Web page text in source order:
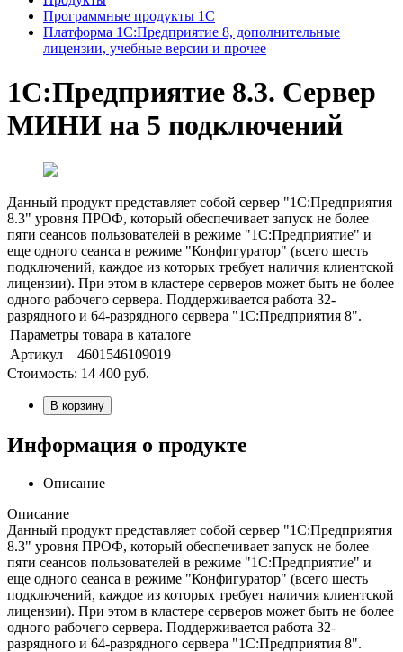
Программные продукты 1С
Платформа 1С:Предприятие 8, дополнительные
лицензии, учебные версии и прочее
1С:Предприятие 8.3. Сервер
МИНИ на 5 подключений
Данный продукт представляет собой сервер "1С:Предприятия
8.3" уровня ПРОФ, который обеспечивает запуск не более
пяти сеансов пользователей в режиме "1С:Предприятие" и
еще одного сеанса в режиме "Конфигуратор" (всего шесть
подключений, каждое из которых требует наличия клиентской
лицензии). При этом в кластере серверов может быть не более
одного рабочего сервера. Поддерживается работа 32-
разрядного и 64-разрядного сервера "1С:Предприятия 8".
Параметры товара в каталоге
Артикул
4601546109019
Стоимость: 14 400 руб.
В корзину
Информация о продукте
Описание
Описание
Данный продукт представляет собой сервер "1С:Предприятия
8.3" уровня ПРОФ, который обеспечивает запуск не более
пяти сеансов пользователей в режиме "1С:Предприятие" и
еще одного сеанса в режиме "Конфигуратор" (всего шесть
подключений, каждое из которых требует наличия клиентской
лицензии). При этом в кластере серверов может быть не более
одного рабочего сервера. Поддерживается работа 32-
разрядного и 64-разрядного сервера "1С:Предприятия 8".